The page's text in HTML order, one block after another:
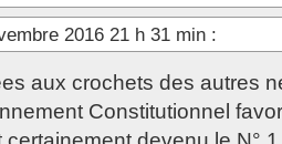
2016 21 h 31 min :
aux crochets des autres
Constitutionnel